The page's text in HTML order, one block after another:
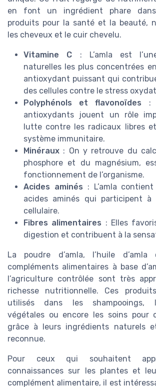
en font un ingrédient phare
produits pour la santé et la beauté,
les cheveux et le cuir chevelu.
Vitamine C : L’amla est
naturelles les plus concentrées
antioxydant puissant qui
des cellules contre le stress
Polyphénols et flavonoïdes :
antioxydants jouent un rôle
lutte contre les radicaux libres
système immunitaire.
Minéraux : On y retrouve du
phosphore et du magnésium,
fonctionnement de l’organisme.
Acides aminés : L’amla
acides aminés qui participent à
cellulaire.
Fibres alimentaires : Elles
digestion et contribuent à la
La poudre d’amla, l’huile
compléments alimentaires à base
l’agriculture contrôlée sont très
richesse nutritionnelle. Ces
utilisés dans les shampooings,
végétales ou encore les soins pour
grâce à leurs ingrédients naturels
reconnue.
Pour ceux qui souhaitent
connaissances sur les plantes et
complément alimentaire, il est